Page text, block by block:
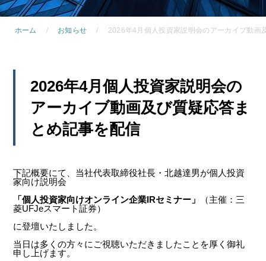
ホーム お知らせ 2026年4月個人投資家説明会のアーカイブ動画
2026年4月個人投資家説明会の
アーカイブ動画及び質疑応答ま
とめ記事を配信
下記概要にて、当社代表取締役社長・北越達男が個人投資
家向け説明会
「個人投資家向けオンライン企業IRセミナー」
（主催：三
菱UFJeスマート証券）
に登壇いたしました。
当日は多くの方々にご視聴いただきましたことを厚く御礼
申し上げます。